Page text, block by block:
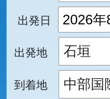
出発日
出発地
到着地